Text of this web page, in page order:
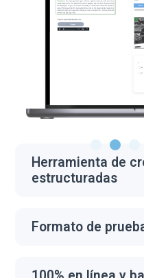
Herramienta de
estructuradas
Formato de